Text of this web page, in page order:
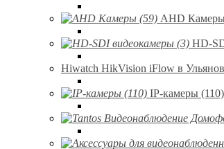
AHD
HD-
Hiwatch HikVision iFlow в
IP-камеры (110)